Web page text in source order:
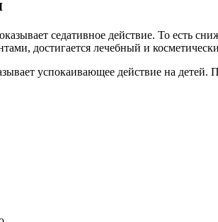
седативное действие. То есть
достигается лечебный и
успокаивающее действие на детей.